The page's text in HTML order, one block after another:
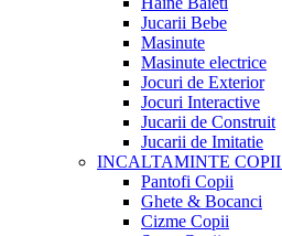
Jucarii Bebe
Masinute
Masinute electrice
Jocuri de Exterior
Jocuri Interactive
Jucarii de Construit
Jucarii de Imitatie
INCALTAMINTE COPII
Pantofi Copii
Ghete & Bocanci
Cizme Copii